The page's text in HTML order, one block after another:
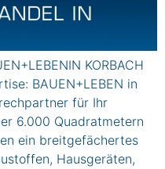
KORBACH
BAUEN+LEBEN in
für Ihr
6.000 Quadratmetern
ein breitgefächertes
Hausgeräten,